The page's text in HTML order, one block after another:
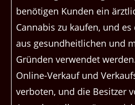
benötigen Kunden ein
Cannabis zu kaufen, und
aus gesundheitlichen und
Gründen verwendet
Online-Verkauf und
verboten, und die Besitzer